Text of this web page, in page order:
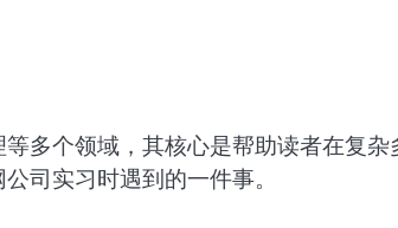
多个领域，其核心是帮助读者在复
司实习时遇到的一件事。